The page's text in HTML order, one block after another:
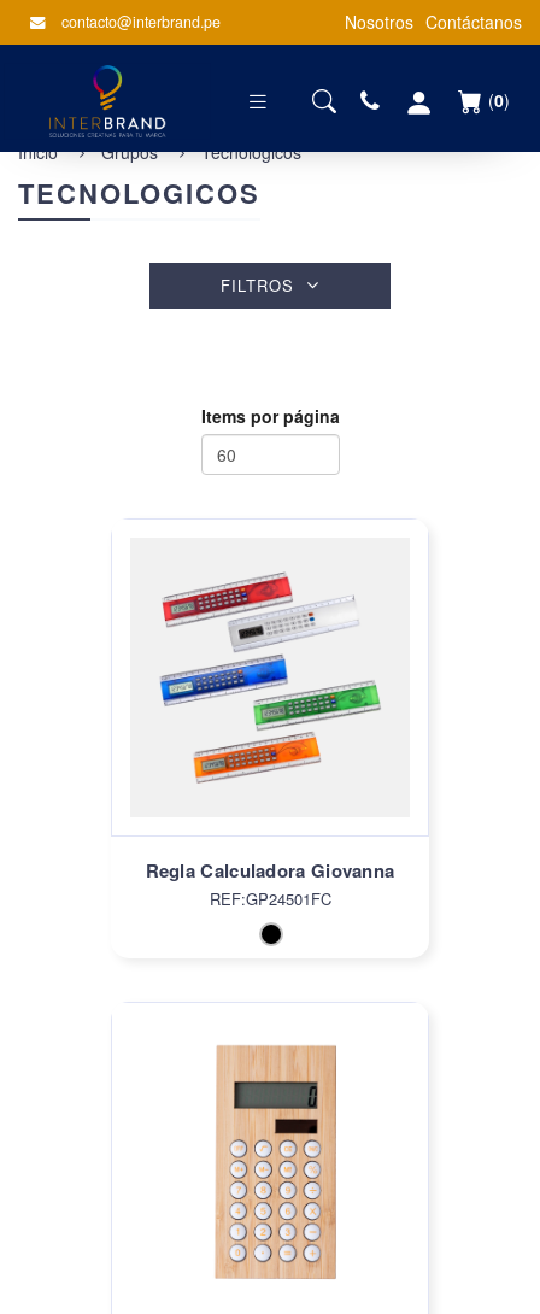
contacto@interbrand.pe Nosotros Contáctanos
(0)
Inicio Grupos Tecnologicos
TECNOLOGICOS
FILTROS
Items por página
Regla Calculadora Giovanna
REF:GP24501FC